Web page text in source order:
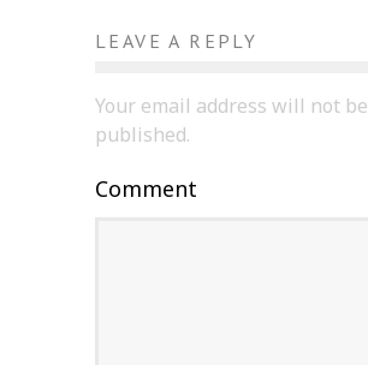
LEAVE A REPLY
Your email address will not be
published.
Comment